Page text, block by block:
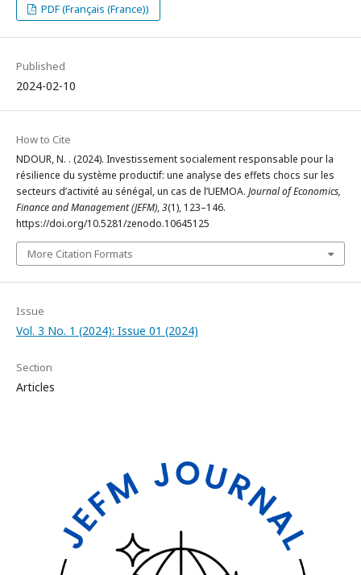
PDF (Français (France))
Published
2024-02-10
How to Cite
NDOUR, N. . (2024). Investissement socialement responsable pour la
résilience du système productif: une analyse des effets chocs sur les
secteurs d’activité au sénégal, un cas de l’UEMOA. Journal of Economics,
Finance and Management (JEFM),3(1), 123–146.
https://doi.org/10.5281/zenodo.10645125
More Citation Formats
Issue
Vol. 3 No. 1 (2024): Issue 01 (2024)
Section
Articles